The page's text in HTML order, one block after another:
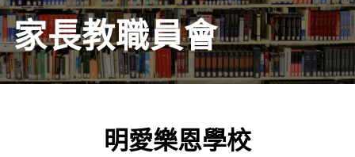
家長教職員會
明愛樂恩學校